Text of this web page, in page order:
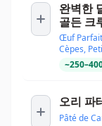
완벽한
골든 크
Œuf
Cèpes,
~250–
오리 파
Pâté de